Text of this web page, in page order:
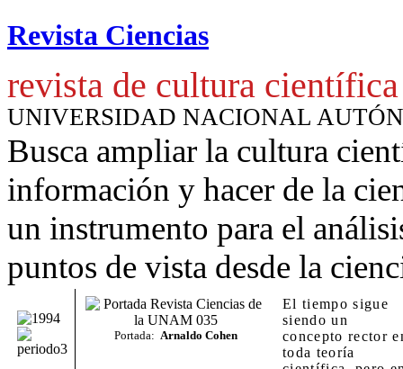
Revista Ciencias
revista de cultura científica
UNIVERSIDAD NACIONAL
Busca ampliar la cultura
información y hacer de la
un instrumento para el
puntos de vista desde la
Portada: Arnaldo Cohen
El tiempo sigue
siendo un
concepto rector
toda teoría